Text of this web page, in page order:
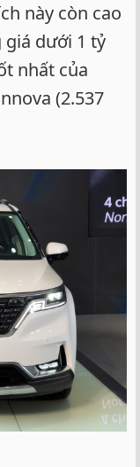
này còn cao
giá dưới 1 tỷ
nhất của
(2.537